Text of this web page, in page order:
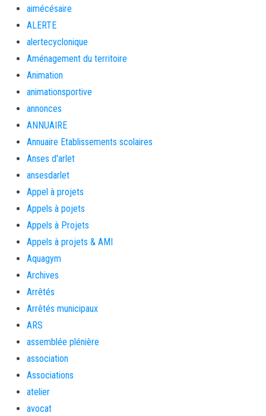
aimécésaire
ALERTE
alertecyclonique
Aménagement du territoire
Animation
animationsportive
annonces
ANNUAIRE
Annuaire Etablissements scolaires
Anses d'arlet
ansesdarlet
Appel à projets
Appels à pojets
Appels à Projets
Appels à projets & AMI
Aquagym
Archives
Arrêtés
Arrêtés municipaux
ARS
assemblée plénière
association
Associations
atelier
avocat